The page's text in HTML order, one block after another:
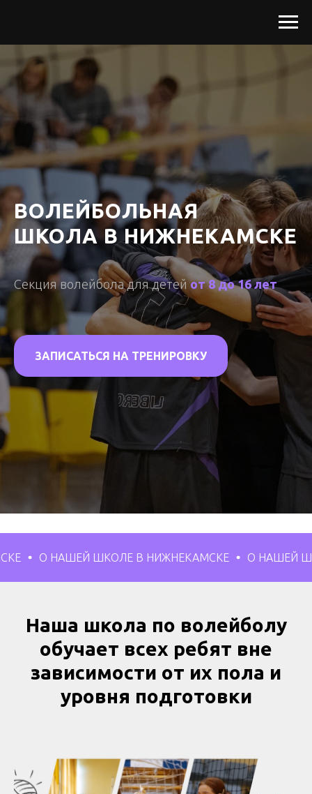
ВОЛЕЙБОЛЬНАЯ
ШКОЛА В НИЖНЕКАМСКЕ
Секция волейбола для детейот 8 до 16 лет
ЗАПИСАТЬСЯ НА ТРЕНИРОВКУ
ШКОЛЕ В НИЖНЕКАМСКЕ О НАШЕЙ ШКОЛЕ В
Наша школа по волейболу
обучает всех ребят вне
зависимости от их пола и
уровня подготовки